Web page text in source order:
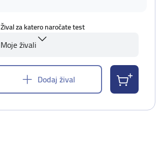
Žival za katero naročate test
Moje živali
Dodaj žival